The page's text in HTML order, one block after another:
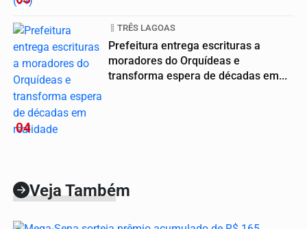
04
TRÊS LAGOAS
Prefeitura entrega escrituras a
moradores do Orquídeas e
transforma espera de décadas em...
Veja Também